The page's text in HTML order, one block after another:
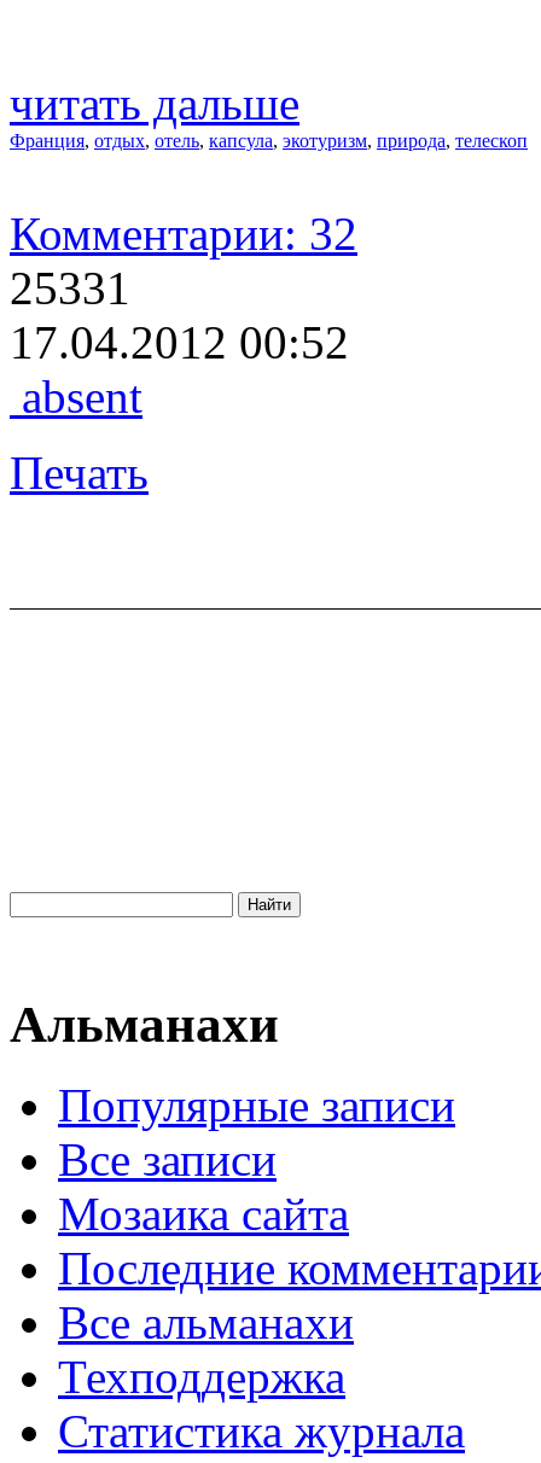
читать дальше
Франция, отдых, отель, капсула, экотуризм, природа, телескоп
Комментарии: 32
25331
17.04.2012 00:52
absent
Печать
Альманахи
Популярные записи
Все записи
Мозаика сайта
Последние
Все альманахи
Техподдержка
Статистика журнала